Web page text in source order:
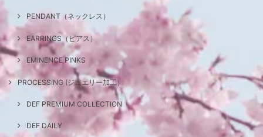
PENDANT（ネックレス）
EARRINGS（ピアス）
EMINENCE PINKS
PROCESSING (ジュエリー加工）
DEF PREMIUM COLLECTION
DEF DAILY